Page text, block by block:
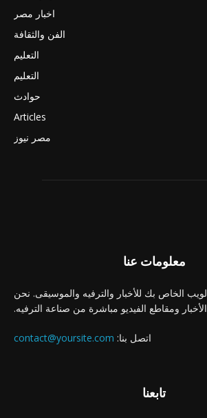
اخبار مصر
الفن والثقافة
التعليم
التعليم
حوادث
Articles
مصر نيوز
معلومات عنا
الخاص بك للأخبار والترفيه والموسيقى. نحن
ومقاطع الفيديو مباشرة من صناعة الترفيه.
اتصل بنا: contact@yoursite.com
تابعنا